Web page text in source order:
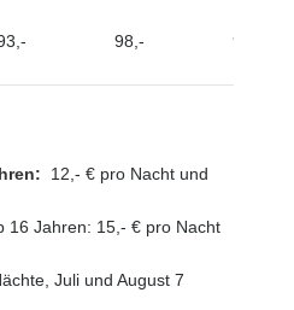
98,- 93,-
12,- € pro Nacht und
16 Jahren: 15,- € pro Nacht
Juli und August 7